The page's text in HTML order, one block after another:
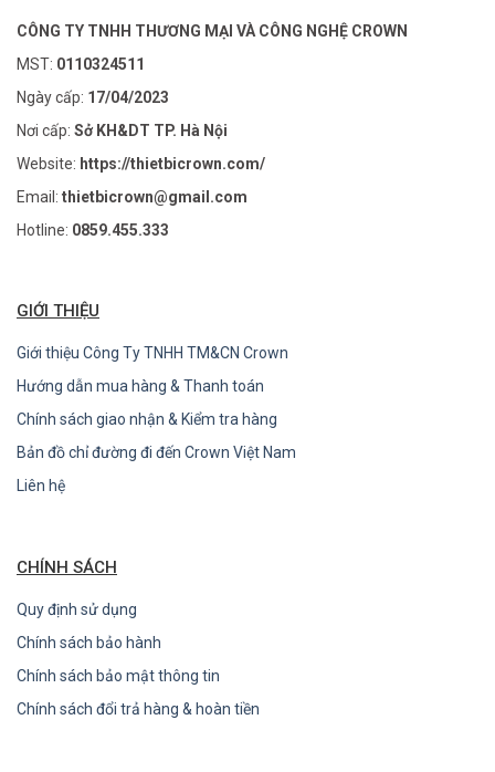
CÔNG TY TNHH THƯƠNG MẠI VÀ CÔNG NGHỆ CROWN
MST: 0110324511
Ngày cấp: 17/04/2023
Nơi cấp: Sở KH&DT TP. Hà Nội
Website: https://thietbicrown.com/
Email: thietbicrown@gmail.com
Hotline: 0859.455.333
GIỚI THIỆU
Giới thiệu Công Ty TNHH TM&CN Crown
Hướng dẫn mua hàng & Thanh toán
Chính sách giao nhận & Kiểm tra hàng
Bản đồ chỉ đường đi đến Crown Việt Nam
Liên hệ
CHÍNH SÁCH
Quy định sử dụng
Chính sách bảo hành
Chính sách bảo mật thông tin
Chính sách đổi trả hàng & hoàn tiền